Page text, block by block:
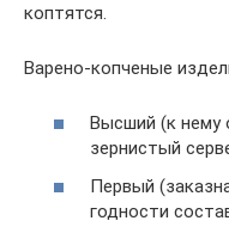
коптятся.
Варено-копченые
Высший (к нему
зернистый
Первый
годности